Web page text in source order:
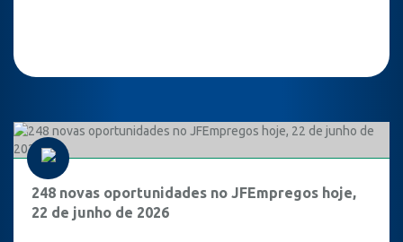
248 novas oportunidades no JFEmpregos hoje,
22 de junho de 2026